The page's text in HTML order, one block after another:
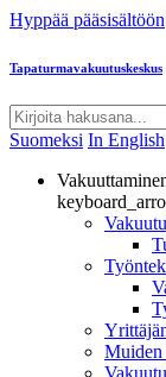
Hyppää pääsisältöön
Tapaturmavakuutuskeskus
Suomeksi In English
Muiden